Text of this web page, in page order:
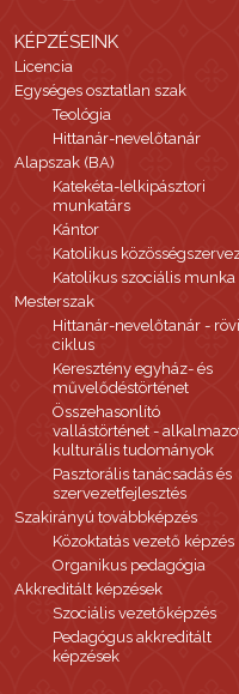
KÉPZÉSEINK
Licencia
Egységes osztatlan szak
Teológia
Hittanár-nevelőtanár
Alapszak (BA)
Katekéta-lelkipásztori
munkatárs
Kántor
Katolikus
Katolikus szociális munka
Mesterszak
Hittanár-nevelőtanár -
ciklus
Keresztény egyház- és
művelődéstörténet
Összehasonlító
vallástörténet -
kulturális tudományok
Pasztorális tanácsadás és
szervezetfejlesztés
Szakirányú továbbképzés
Közoktatás vezető képzés
Organikus pedagógia
Akkreditált képzések
Szociális vezetőképzés
Pedagógus akkreditált
képzések